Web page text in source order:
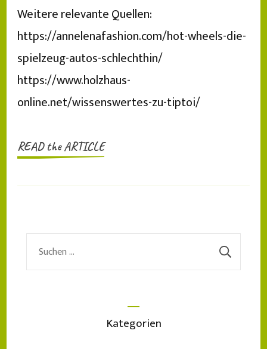
Weitere relevante Quellen:
https://annelenafashion.com/hot-wheels-die-
spielzeug-autos-schlechthin/
https://www.holzhaus-
online.net/wissenswertes-zu-tiptoi/
READ the ARTICLE
Suchen
Kategorien